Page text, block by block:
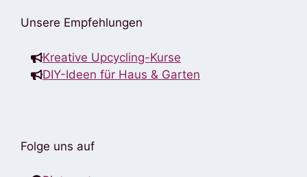
Unsere Empfehlungen
Kreative Upcycling-Kurse
DIY-Ideen für Haus & Garten
Folge uns auf